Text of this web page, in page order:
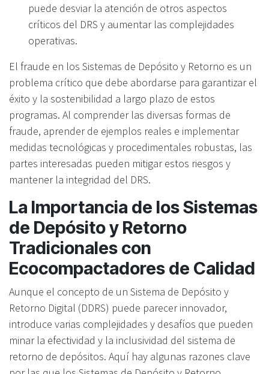
puede desviar la atención de otros aspectos
críticos del DRS y aumentar las complejidades
operativas.
El fraude en los Sistemas de Depósito y Retorno es un
problema crítico que debe abordarse para garantizar el
éxito y la sostenibilidad a largo plazo de estos
programas. Al comprender las diversas formas de
fraude, aprender de ejemplos reales e implementar
medidas tecnológicas y procedimentales robustas, las
partes interesadas pueden mitigar estos riesgos y
mantener la integridad del DRS.
La Importancia de los Sistemas
de Depósito y Retorno
Tradicionales con
Ecocompactadores de Calidad
Aunque el concepto de un Sistema de Depósito y
Retorno Digital (DDRS) puede parecer innovador,
introduce varias complejidades y desafíos que pueden
minar la efectividad y la inclusividad del sistema de
retorno de depósitos. Aquí hay algunas razones clave